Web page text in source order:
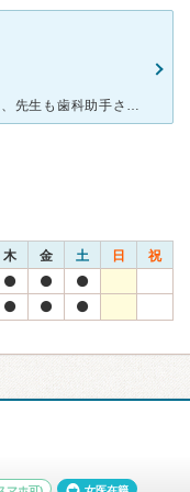
小学生の息子と私が通っています。 息子は、先生も歯科助手さんも皆さん優しく接してくださるので 怖がらずに安心して治療を受けられました。 先生はとても丁寧で気になることなど質問してもとても
木 金 土 日 祝